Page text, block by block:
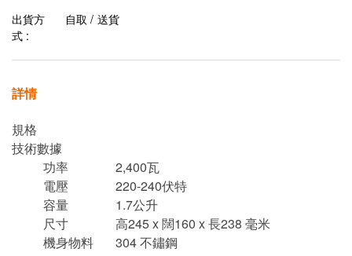
出貨方
式 :
自取 / 送貨
詳情
規格
技術數據
功率
2,400瓦
電壓
220-240伏特
容量
1.7公升
尺寸
高245 x 闊160 x 長238 毫米
機身物料
304 不鏽鋼